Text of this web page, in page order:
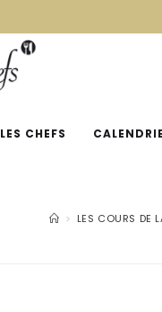
LES CHEFS
> LES COURS DE